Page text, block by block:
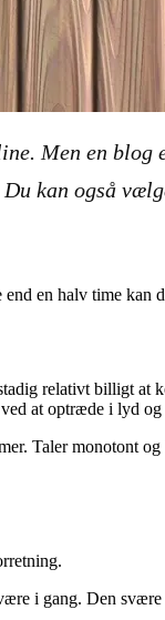
Men en blog
kan også
end en halv time kan
relativt billigt at
at optræde i lyd og
Taler monotont
i gang. Den